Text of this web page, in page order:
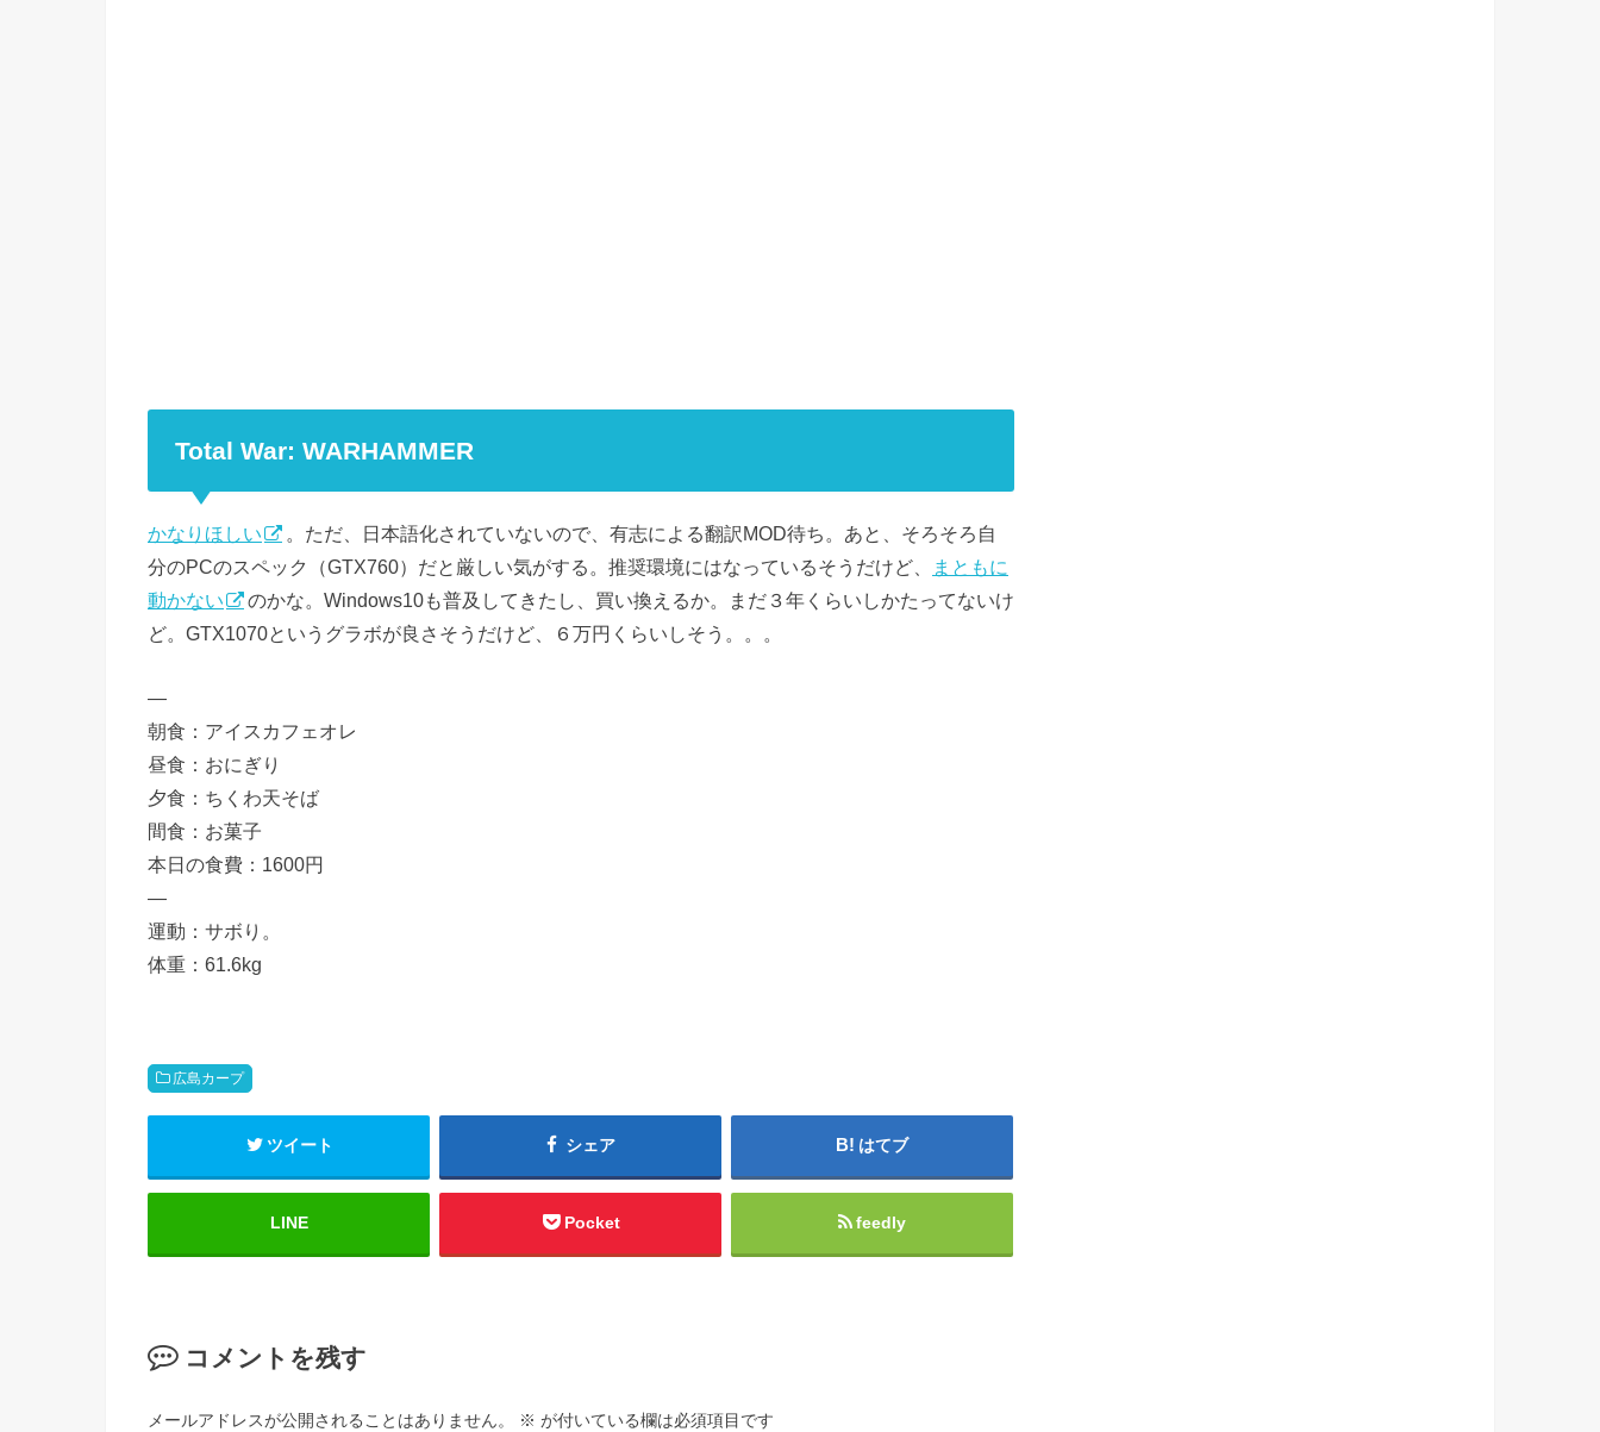
Total War: WARHAMMER
かなりほしい
。ただ、日本語化されていないので、有志による翻訳MOD待ち。あと、そろそろ自
分のPCのスペック（GTX760）だと厳しい気がする。推奨環境にはなっているそうだけど、
まともに
動かない
のかな。Windows10も普及してきたし、買い換えるか。まだ３年くらいしかたってないけ
ど。GTX1070というグラボが良さそうだけど、６万円くらいしそう。。。
—
朝食：アイスカフェオレ
昼食：おにぎり
夕食：ちくわ天そば
間食：お菓子
本日の食費：1600円
—
運動：サボり。
体重：61.6kg
広島カープ
ツイート シェア はてブ
LINE Pocket feedly
コメントを残す
メールアドレスが公開されることはありません。 ※ が付いている欄は必須項目です